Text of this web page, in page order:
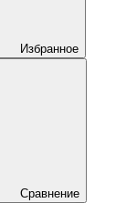
Избранное
Сравнение